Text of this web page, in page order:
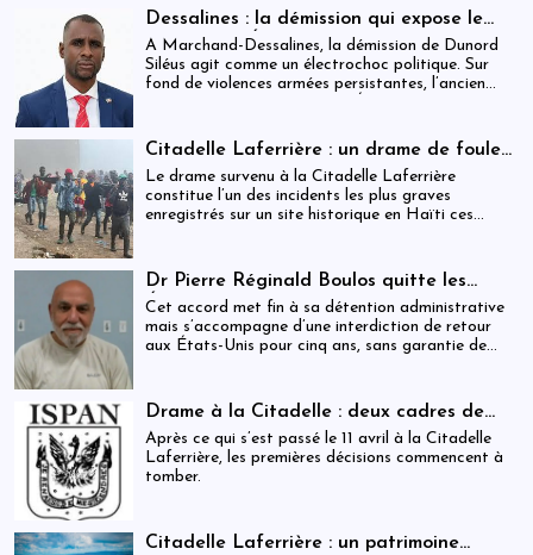
USD) par victime est maintenue, ravivant les
critiques sur la gestion des catastrophes publiques.
Dessalines : la démission qui expose le
silence de l’État
À Marchand-Dessalines, la démission de Dunord
Siléus agit comme un électrochoc politique. Sur
fond de violences armées persistantes, l’ancien
désormais les capacités locales.
Citadelle Laferrière : un drame de foule
ayant fait plus de 25 morts, enquête en
cours et zones d’ombre persistantes
Le drame survenu à la Citadelle Laferrière
constitue l’un des incidents les plus graves
enregistrés sur un site historique en Haïti ces
Dr Pierre Réginald Boulos quitte les
États-Unis pour la Colombie après un
accord migratoire
Cet accord met fin à sa détention administrative
mais s’accompagne d’une interdiction de retour
aux États-Unis pour cinq ans, sans garantie de
Drame à la Citadelle : deux cadres de
l’ISPAN et du MCC remerciés
Après ce qui s’est passé le 11 avril à la Citadelle
Laferrière, les premières décisions commencent à
tomber.
Citadelle Laferrière : un patrimoine